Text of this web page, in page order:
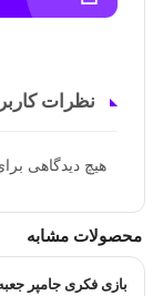
نظرات
هیچ دیدگاهی
محصولات مشابه
بازی فکری جامپر